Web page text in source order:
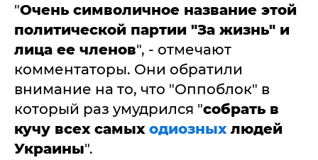
"Очень символичное название этой
политической партии "За жизнь" и
лица ее членов", - отмечают
комментаторы. Они обратили
внимание на то, что "Оппоблок" в
который раз умудрился "собрать в
кучу всех самых одиозных людей
Украины".